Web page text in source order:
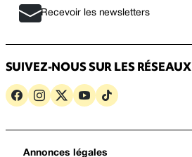
Recevoir les newsletters
SUIVEZ-NOUS SUR LES RÉSEAUX
Annonces légales